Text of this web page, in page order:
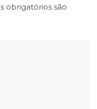
obrigatórios são